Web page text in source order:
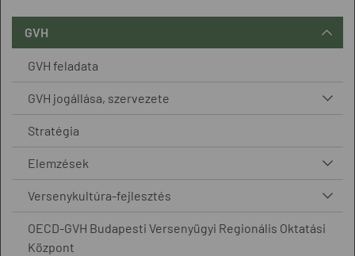
GVH
GVH feladata
GVH jogállása, szervezete
Stratégia
Elemzések
Versenykultúra-fejlesztés
OECD-GVH Budapesti Versenyügyi Regionális Oktatási
Központ